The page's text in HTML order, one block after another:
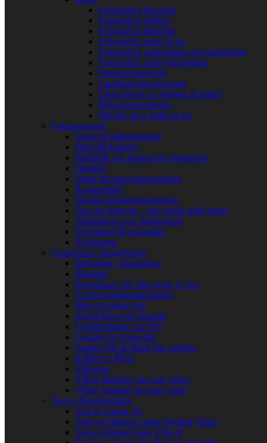
Fotografera blommor
Fotografera delfiner
Fotografera friluftsliv
Fotografera hund på tur
Fotografera soluppgång och solnedgång
Fotografera under blå timmen
Fågelfotografering
Landskapsfotografering
Långa streck av stjärnor på bilder
Makrofotografering
Tips för att ta selfie på tur
Fotoutrustning
Dator till bildredigering
Filter till kameror
Hårddisk och backup för fotografen
Objektiv
Optik till makrofotografering
Kamerastativ
Skydda kamerautrustningen
Tips om kameror – Stor guide inför köpet
Trådutlösare och fjärrkontroll
Utrustning till fotostudio
Åtelkamera
Grunderna i fotografering
Belysning i fotostudion
Bländare
Egenskaper för olika typer av ljus
Exponeringskompensation
Hårt och mjukt ljus
Introduktion om slutartid
Ljuskänslighet och ISO
Ljuslära för fotografer
Orsaker till att bilder blir suddiga
Råfiler vs JPEG
Vitbalans
Vilken bländare ska man välja?
Vilken slutartid ska man välja?
Test av fotoutrustning
Test av Canon 7D
Testa av Hähnel Captur Module Timer
Test av Hähnel Giga T Pro II